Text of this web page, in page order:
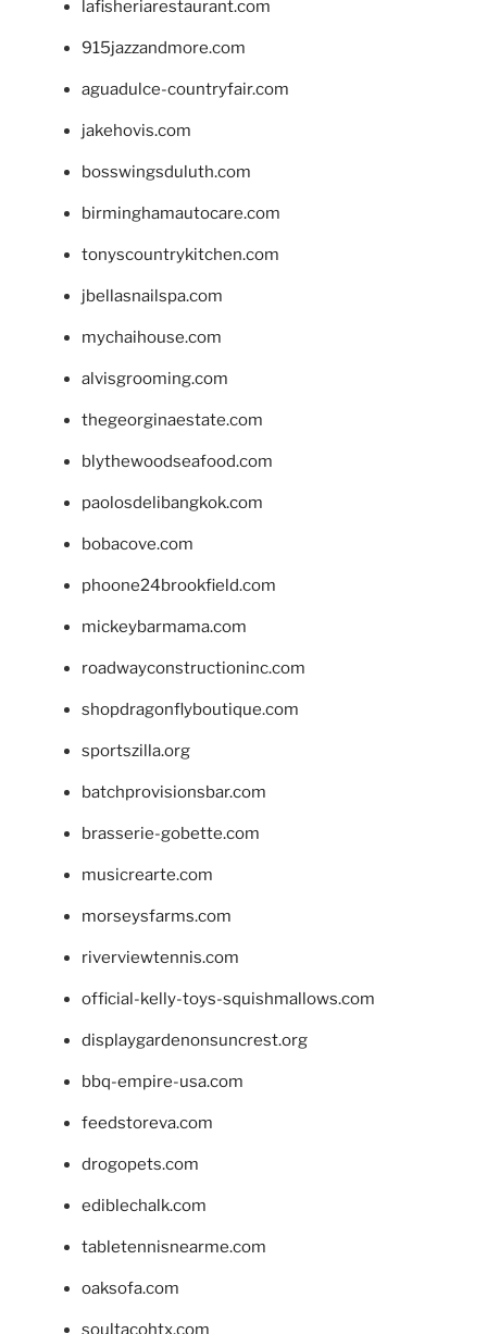
lafisheriarestaurant.com
915jazzandmore.com
aguadulce-countryfair.com
jakehovis.com
bosswingsduluth.com
birminghamautocare.com
tonyscountrykitchen.com
jbellasnailspa.com
mychaihouse.com
alvisgrooming.com
thegeorginaestate.com
blythewoodseafood.com
paolosdelibangkok.com
bobacove.com
phoone24brookfield.com
mickeybarmama.com
roadwayconstructioninc.com
shopdragonflyboutique.com
sportszilla.org
batchprovisionsbar.com
brasserie-gobette.com
musicrearte.com
morseysfarms.com
riverviewtennis.com
official-kelly-toys-squishmallows.com
displaygardenonsuncrest.org
bbq-empire-usa.com
feedstoreva.com
drogopets.com
ediblechalk.com
tabletennisnearme.com
oaksofa.com
soultacohtx.com